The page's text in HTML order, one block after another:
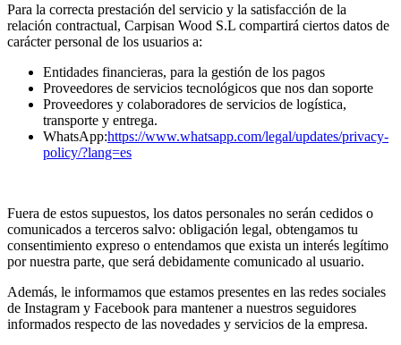
Para la correcta prestación del servicio y la satisfacción de la
relación contractual, Carpisan Wood S.L compartirá ciertos datos de
carácter personal de los usuarios a:
Entidades financieras, para la gestión de los pagos
Proveedores de servicios tecnológicos que nos dan soporte
Proveedores y colaboradores de servicios de logística,
transporte y entrega.
WhatsApp:https://www.whatsapp.com/legal/updates/privacy-
policy/?lang=es
Fuera de estos supuestos, los datos personales no serán cedidos o
comunicados a terceros salvo: obligación legal, obtengamos tu
consentimiento expreso o entendamos que exista un interés legítimo
por nuestra parte, que será debidamente comunicado al usuario.
Además, le informamos que estamos presentes en las redes sociales
de Instagram y Facebook para mantener a nuestros seguidores
informados respecto de las novedades y servicios de la empresa.